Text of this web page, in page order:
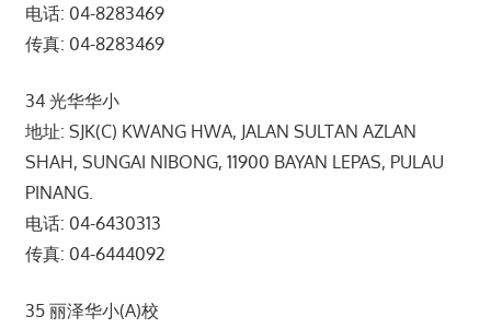
电话: 04-8283469
传真: 04-8283469
34 光华华小
地址: SJK(C) KWANG HWA, JALAN SULTAN AZLAN
SHAH, SUNGAI NIBONG, 11900 BAYAN LEPAS, PULAU
PINANG.
电话: 04-6430313
传真: 04-6444092
35 丽泽华小(A)校